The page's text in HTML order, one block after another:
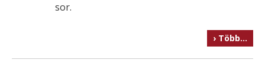
sor.
› Több…